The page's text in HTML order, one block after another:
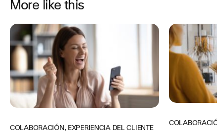
More like this
COLABORACIÓN , EXPERIENCIA DEL CLIENTE